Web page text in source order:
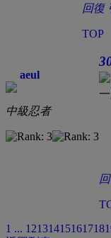
回復
TOP
aeul
中級忍者
1 ... 12131415161718